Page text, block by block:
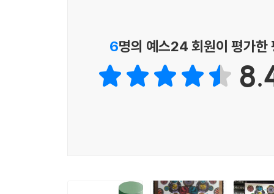
미스터리한 현상 중에 가장 빈번하게 일어나는
탁자를 움직이는 것은 영적인 힘이 아니라 사람
6명의 예스24 회원이 평가한